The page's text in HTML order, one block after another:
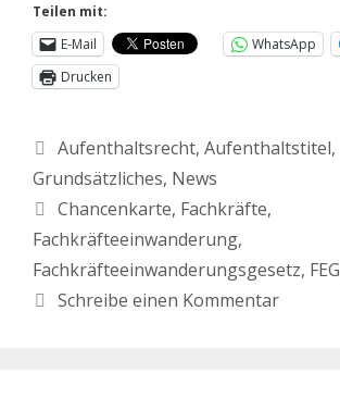
Teilen mit:
E-Mail
WhatsApp
Drucken
Aufenthaltsrecht, Aufenthaltstitel,
Grundsätzliches, News
Chancenkarte, Fachkräfte,
Fachkräfteeinwanderung,
Fachkräfteeinwanderungsgesetz, FEG
Schreibe einen Kommentar